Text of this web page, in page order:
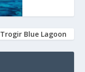
Trogir Blue Lagoon